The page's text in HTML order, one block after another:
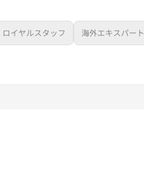
ロイヤルスタッフ 海外エキスパート